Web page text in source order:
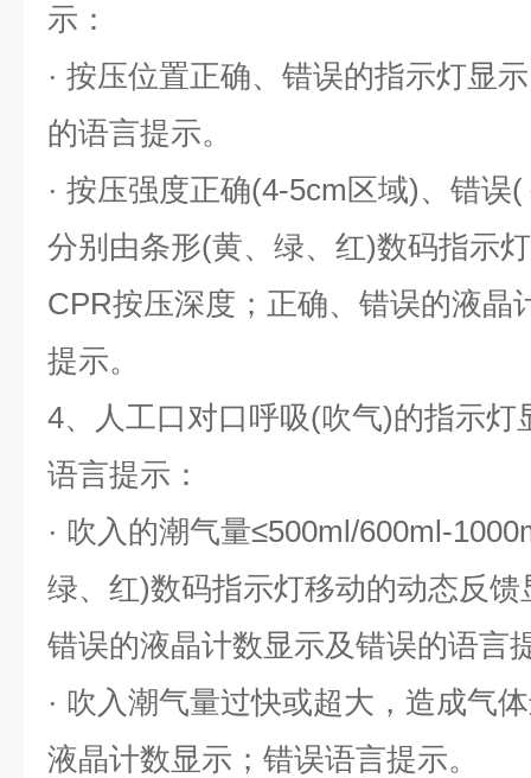
示：
· 按压位置正确、错误的指示灯显
的语言提示。
· 按压强度正确(4-5cm区域)、错误
分别由条形(黄、绿、红)数码指示
CPR按压深度；正确、错误的液晶
提示。
4、人工口对口呼吸(吹气)的指示灯
语言提示：
· 吹入的潮气量≤500ml/600ml-
绿、红)数码指示灯移动的动态反
错误的液晶计数显示及错误的语言
· 吹入潮气量过快或超大，造成气
液晶计数显示；错误语言提示。